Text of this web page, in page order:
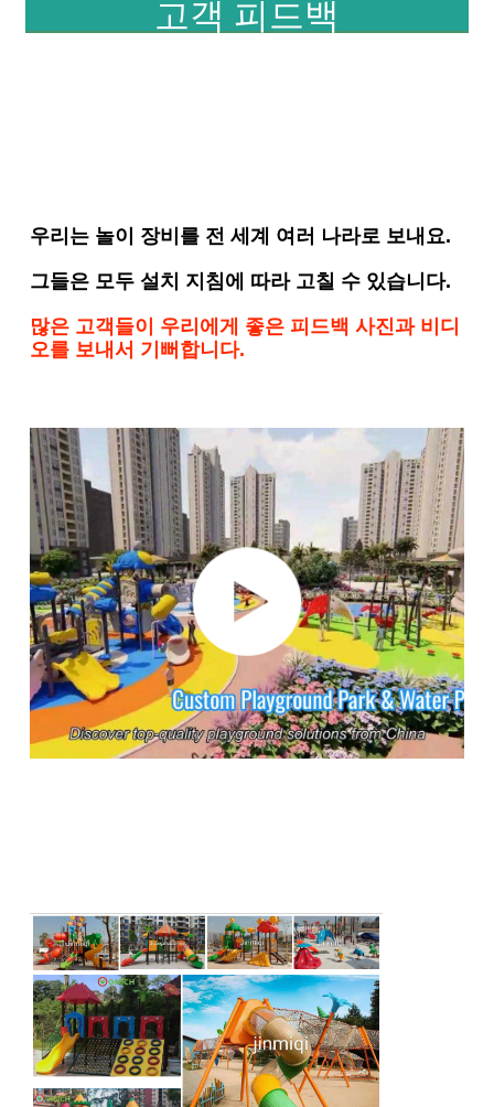
고객 피드백
우리는 놀이 장비를 전 세계 여러 나라로 보내요.
그들은 모두 설치 지침에 따라 고칠 수 있습니다.
많은 고객들이 우리에게 좋은 피드백 사진과 비디
오를 보내서 기뻐합니다.